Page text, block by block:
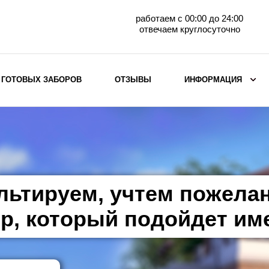
работаем с 00:00 до 24:00
отвечаем круглосуточно
горизонтального
Металлические заборы для дачи
Забор жалюзи с кирпичными столбами
Металлические заборы
Металлические ограждения
ГОТОВЫХ ЗАБОРОВ ОТЗЫВЫ ИНФОРМАЦИЯ
учтем
который подойдет